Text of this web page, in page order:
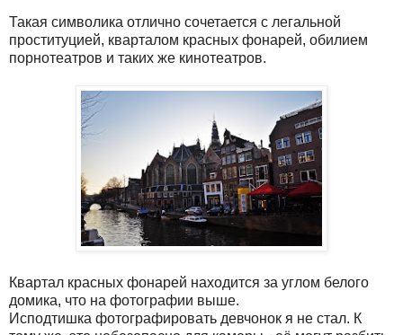
Такая символика отлично сочетается с легальной
проституцией, кварталом красных фонарей, обилием
порнотеатров и таких же кинотеатров.
Квартал красных фонарей находится за углом белого
домика, что на фотографии выше.
Исподтишка фотографировать девчонок я не стал. К